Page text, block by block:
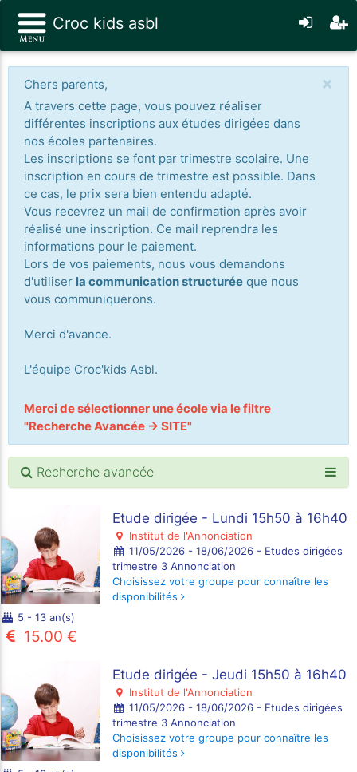
Croc kids asbl
×
Chers parents,
A travers cette page, vous pouvez réaliser
différentes inscriptions aux études dirigées dans
nos écoles partenaires.
Les inscriptions se font par trimestre scolaire. Une
inscription en cours de trimestre est possible. Dans
ce cas, le prix sera bien entendu adapté.
Vous recevrez un mail de confirmation après avoir
réalisé une inscription. Ce mail reprendra les
informations pour le paiement.
Lors de vos paiements, nous vous demandons
d'utiliser la communication structuréeque nous
vous communiquerons.
Merci d'avance.
L'équipe Croc'kids Asbl.
Merci de sélectionner une école via le filtre
"Recherche Avancée -> SITE"
Recherche avancée
Etude dirigée - Lundi 15h50 à 16h40
Institut de l'Annonciation
11/05/2026 - 18/06/2026 - Etudes dirigées
trimestre 3 Annonciation
Choisissez votre groupe pour connaître les
disponibilités
5 - 13 an(s)
15.00 €
Etude dirigée - Jeudi 15h50 à 16h40
Institut de l'Annonciation
11/05/2026 - 18/06/2026 - Etudes dirigées
trimestre 3 Annonciation
Choisissez votre groupe pour connaître les
disponibilités